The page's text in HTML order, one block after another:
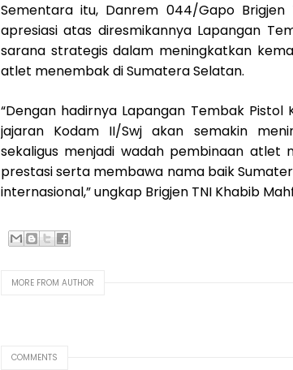
Sementara itu, Danrem 044/Gapo Brigjen
apresiasi atas diresmikannya Lapangan
sarana strategis dalam meningkatkan
atlet menembak di Sumatera Selatan.
“Dengan hadirnya Lapangan Tembak Pistol
jajaran Kodam II/Swj akan semakin
sekaligus menjadi wadah pembinaan
prestasi serta membawa nama baik
internasional,” ungkap Brigjen TNI Khabib
MORE FROM AUTHOR
COMMENTS